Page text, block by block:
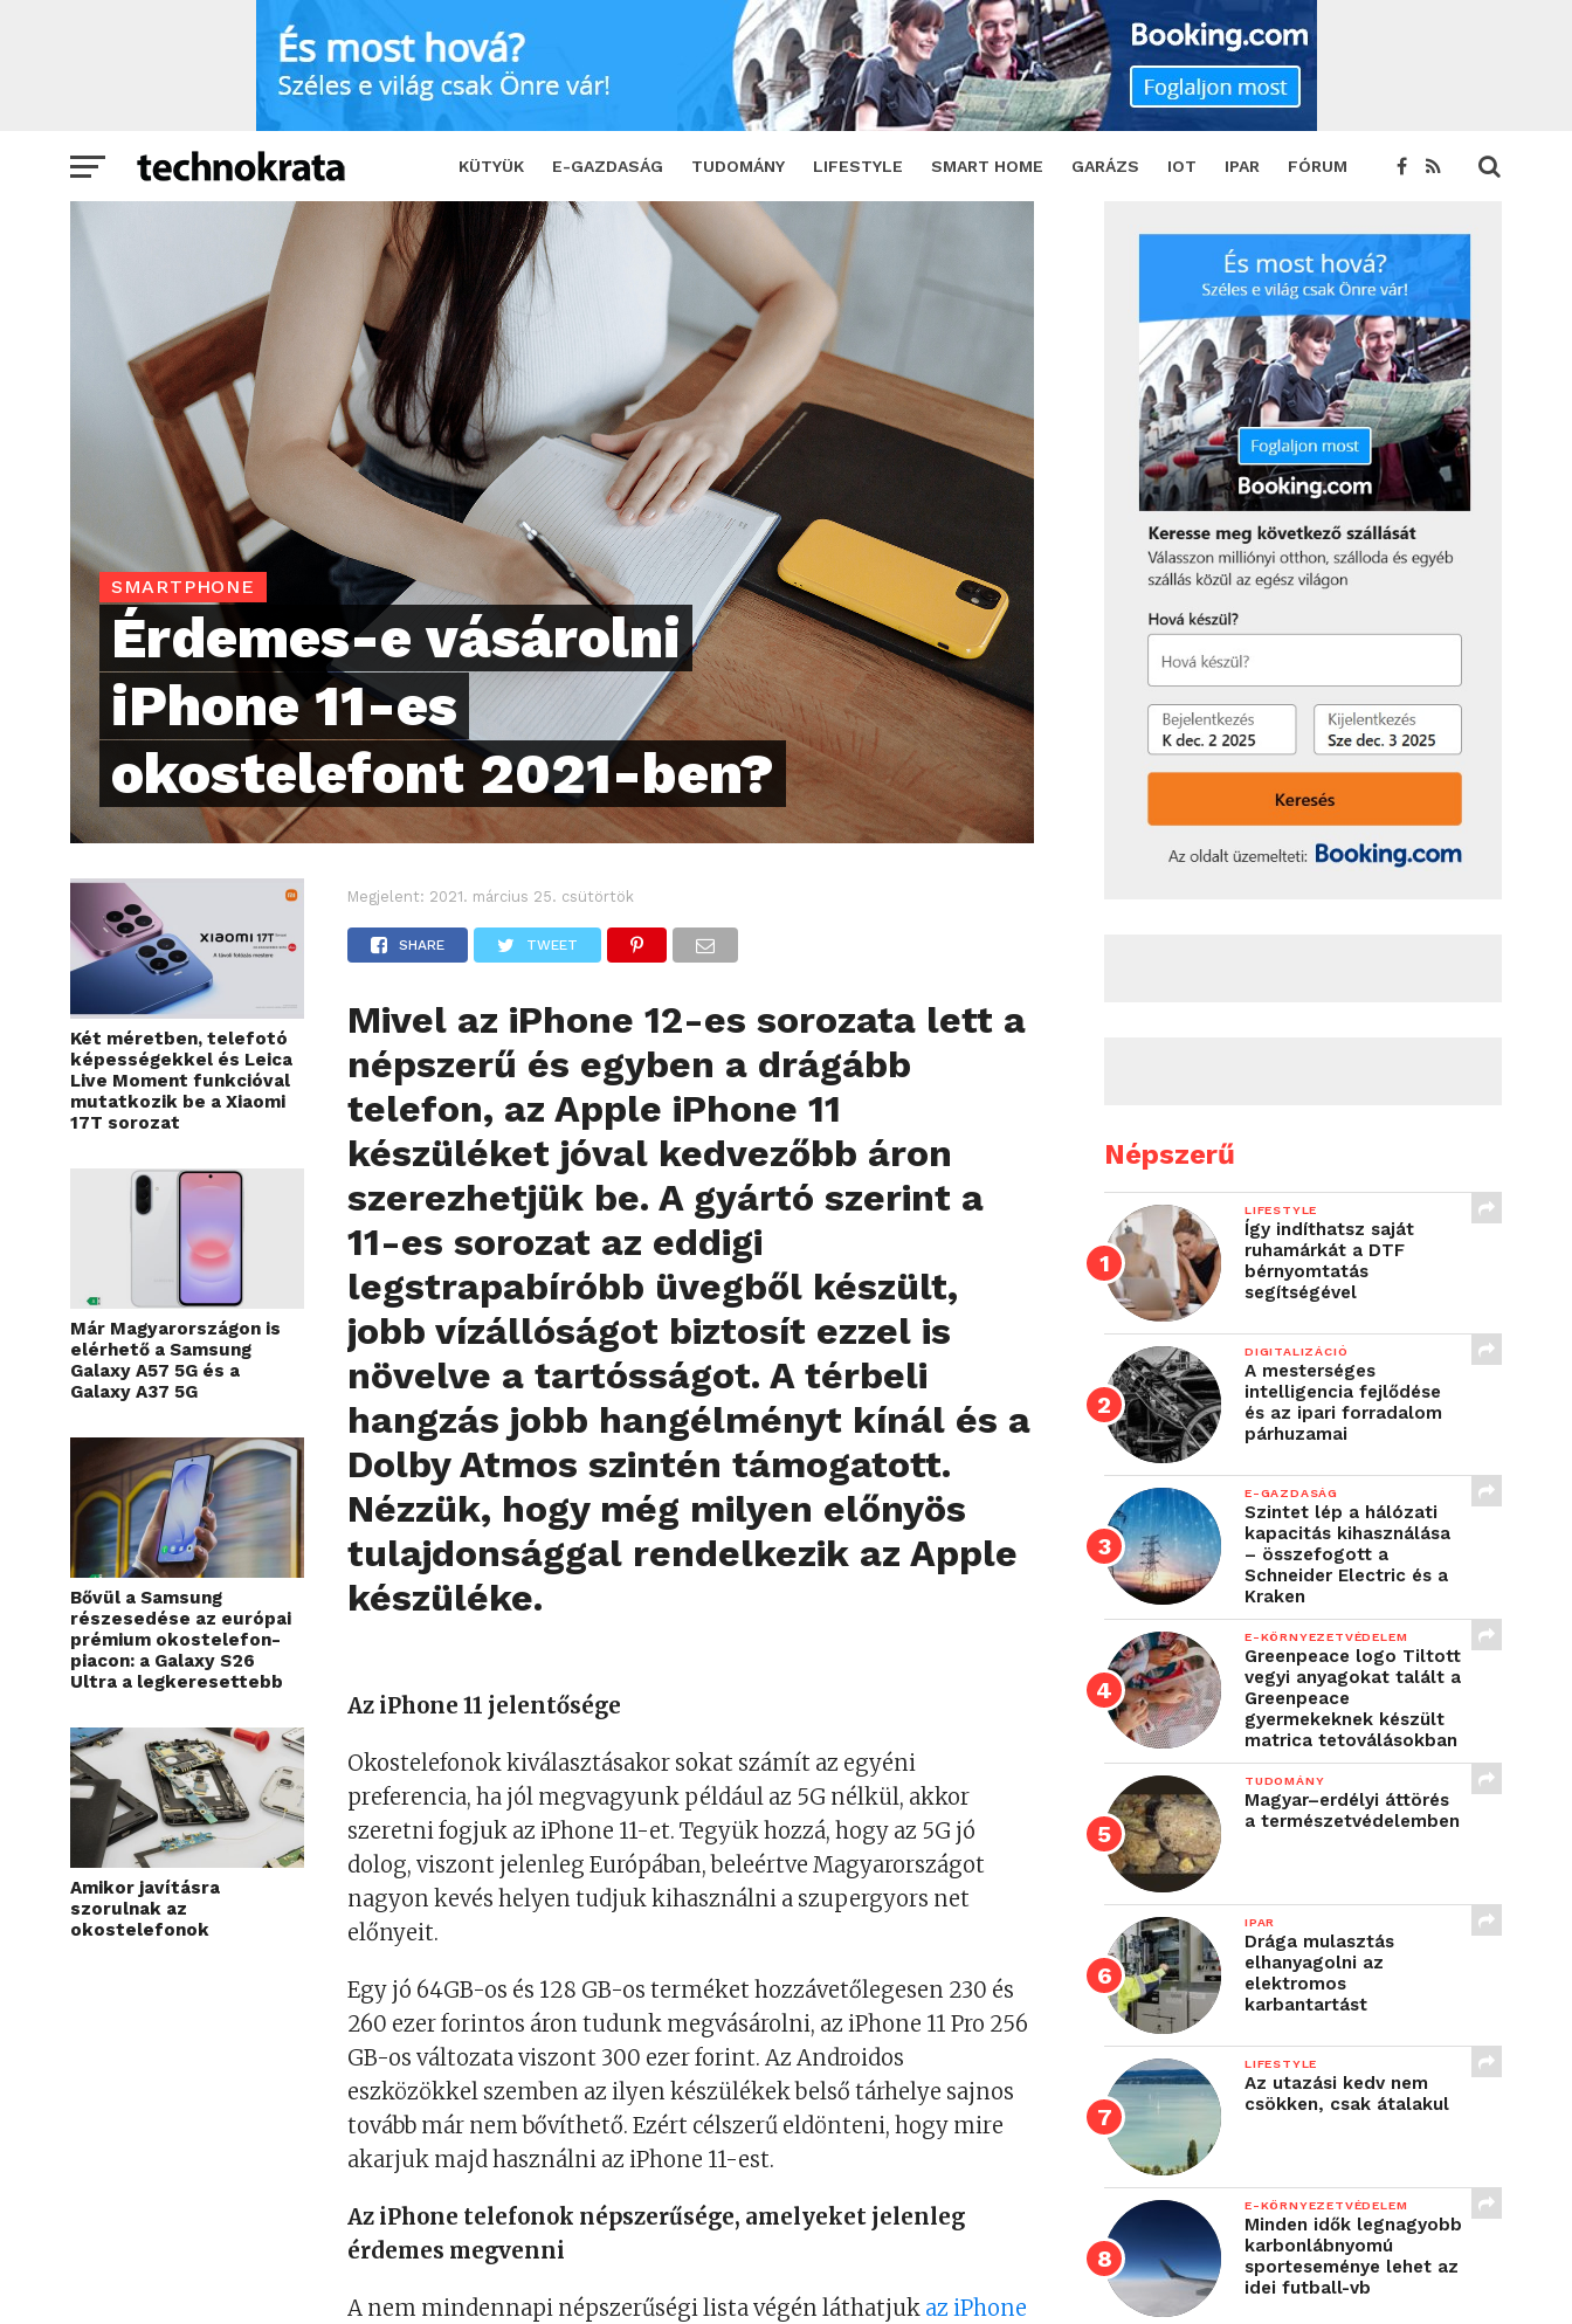
KÜTYÜK E-GAZDASÁG TUDOMÁNY LIFESTYLE SMART HOME GARÁZS IOT IPAR FÓRUM
Érdemes-e vásárolni iPhone 11-es okostelefont 2021-ben? SHARE TWEET
SMARTPHONE
Érdemes-e vásárolni
iPhone 11-es
okostelefont 2021-ben?
Két méretben, telefotó
képességekkel és Leica
Live Moment funkcióval
mutatkozik be a Xiaomi
17T sorozat
Már Magyarországon is
elérhető a Samsung
Galaxy A57 5G és a
Galaxy A37 5G
Bővül a Samsung
részesedése az európai
prémium okostelefon-
piacon: a Galaxy S26
Ultra a legkeresettebb
Amikor javításra
szorulnak az
okostelefonok
Megjelent: 2021. március 25. csütörtök
SHARE TWEET
Mivel az iPhone 12-es sorozata lett a
népszerű és egyben a drágább
telefon, az Apple iPhone 11
készüléket jóval kedvezőbb áron
szerezhetjük be. A gyártó szerint a
11-es sorozat az eddigi
legstrapabíróbb üvegből készült,
jobb vízállóságot biztosít ezzel is
növelve a tartósságot. A térbeli
hangzás jobb hangélményt kínál és a
Dolby Atmos szintén támogatott.
Nézzük, hogy még milyen előnyös
tulajdonsággal rendelkezik az Apple
készüléke.
Az iPhone 11 jelentősége
Okostelefonok kiválasztásakor sokat számít az egyéni
preferencia, ha jól megvagyunk például az 5G nélkül, akkor
szeretni fogjuk az iPhone 11-et. Tegyük hozzá, hogy az 5G jó
dolog, viszont jelenleg Európában, beleértve Magyarországot
nagyon kevés helyen tudjuk kihasználni a szupergyors net
előnyeit.
Egy jó 64GB-os és 128 GB-os terméket hozzávetőlegesen 230 és
260 ezer forintos áron tudunk megvásárolni, az iPhone 11 Pro 256
GB-os változata viszont 300 ezer forint. Az Androidos
eszközökkel szemben az ilyen készülékek belső tárhelye sajnos
tovább már nem bővíthető. Ezért célszerű eldönteni, hogy mire
akarjuk majd használni az iPhone 11-est.
Az iPhone telefonok népszerűsége, amelyeket jelenleg
érdemes megvenni
A nem mindennapi népszerűségi lista végén láthatjuk az iPhone
Népszerű
LIFESTYLE
Így indíthatsz saját
ruhamárkát a DTF
bérnyomtatás
segítségével
DIGITALIZÁCIÓ
A mesterséges
intelligencia fejlődése
és az ipari forradalom
párhuzamai
E-GAZDASÁG
Szintet lép a hálózati
kapacitás kihasználása
– összefogott a
Schneider Electric és a
Kraken
E-KÖRNYEZETVÉDELEM
Greenpeace logo Tiltott
vegyi anyagokat talált a
Greenpeace
gyermekeknek készült
matrica tetoválásokban
TUDOMÁNY
Magyar–erdélyi áttörés
a természetvédelemben
IPAR
Drága mulasztás
elhanyagolni az
elektromos
karbantartást
LIFESTYLE
Az utazási kedv nem
csökken, csak átalakul
E-KÖRNYEZETVÉDELEM
Minden idők legnagyobb
karbonlábnyomú
sporteseménye lehet az
idei futball-vb